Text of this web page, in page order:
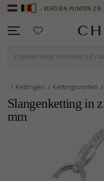
- VERDIEN PUNTEN ZIE MEER - KLIK
Kettingen Kettingsoorten
Slangenketting in
mm